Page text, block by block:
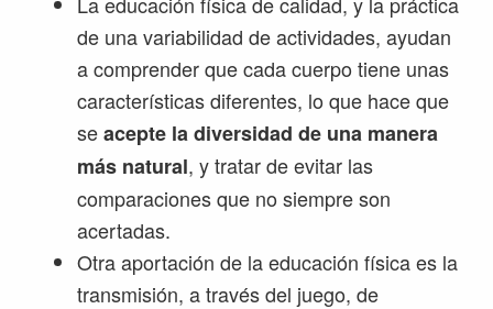
de una variabilidad de actividades, ayudan
a comprender que cada cuerpo tiene unas
características diferentes, lo que hace que
seacepte la diversidad de una manera
más natural, y tratar de evitar las
comparaciones que no siempre son
acertadas.
Otra aportación de la educación física es la
transmisión, a través del juego, de